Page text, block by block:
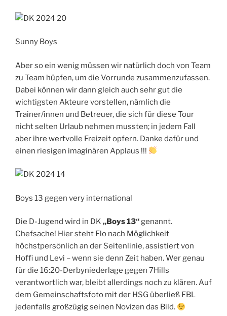
Sunny Boys
Aber so ein wenig müssen wir natürlich doch von Team
zu Team hüpfen, um die Vorrunde zusammenzufassen.
Dabei können wir dann gleich auch sehr gut die
wichtigsten Akteure vorstellen, nämlich die
Trainer/innen und Betreuer, die sich für diese Tour
nicht selten Urlaub nehmen mussten; in jedem Fall
aber ihre wertvolle Freizeit opfern. Danke dafür und
einen riesigen imaginären Applaus !!!
Boys 13 gegen very international
Die D-Jugend wird in DK „Boys 13“genannt.
Chefsache! Hier steht Flo nach Möglichkeit
höchstpersönlich an der Seitenlinie, assistiert von
Hoffi und Levi – wenn sie denn Zeit haben. Wer genau
für die 16:20-Derbyniederlage gegen 7Hills
verantwortlich war, bleibt allerdings noch zu klären. Auf
dem Gemeinschaftsfoto mit der HSG überließ FBL
jedenfalls großzügig seinen Novizen das Bild.